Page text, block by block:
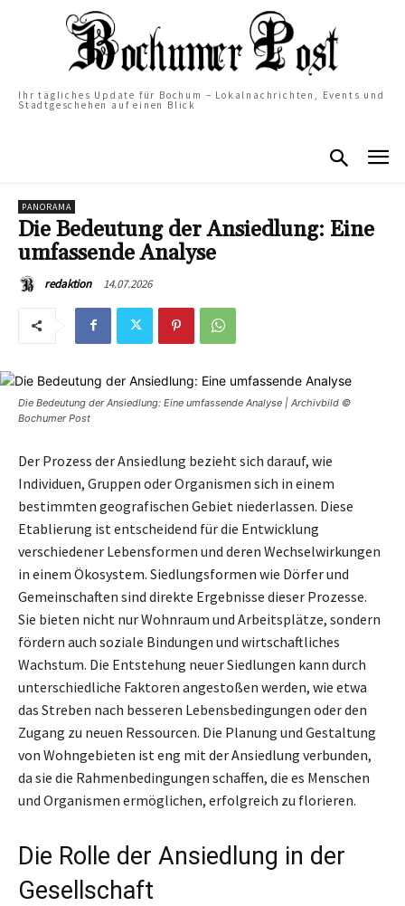
Ihr tägliches Update für Bochum – Lokalnachrichten, Events und
Stadtgeschehen auf einen Blick
PANORAMA
Die Bedeutung der Ansiedlung: Eine
umfassende Analyse
redaktion 14.07.2026
Die Bedeutung der Ansiedlung: Eine umfassende Analyse | Archivbild ©
Bochumer Post
Der Prozess der Ansiedlung bezieht sich darauf, wie
Individuen, Gruppen oder Organismen sich in einem
bestimmten geografischen Gebiet niederlassen. Diese
Etablierung ist entscheidend für die Entwicklung
verschiedener Lebensformen und deren Wechselwirkungen
in einem Ökosystem. Siedlungsformen wie Dörfer und
Gemeinschaften sind direkte Ergebnisse dieser Prozesse.
Sie bieten nicht nur Wohnraum und Arbeitsplätze, sondern
fördern auch soziale Bindungen und wirtschaftliches
Wachstum. Die Entstehung neuer Siedlungen kann durch
unterschiedliche Faktoren angestoßen werden, wie etwa
das Streben nach besseren Lebensbedingungen oder den
Zugang zu neuen Ressourcen. Die Planung und Gestaltung
von Wohngebieten ist eng mit der Ansiedlung verbunden,
da sie die Rahmenbedingungen schaffen, die es Menschen
und Organismen ermöglichen, erfolgreich zu florieren.
Die Rolle der Ansiedlung in der
Gesellschaft